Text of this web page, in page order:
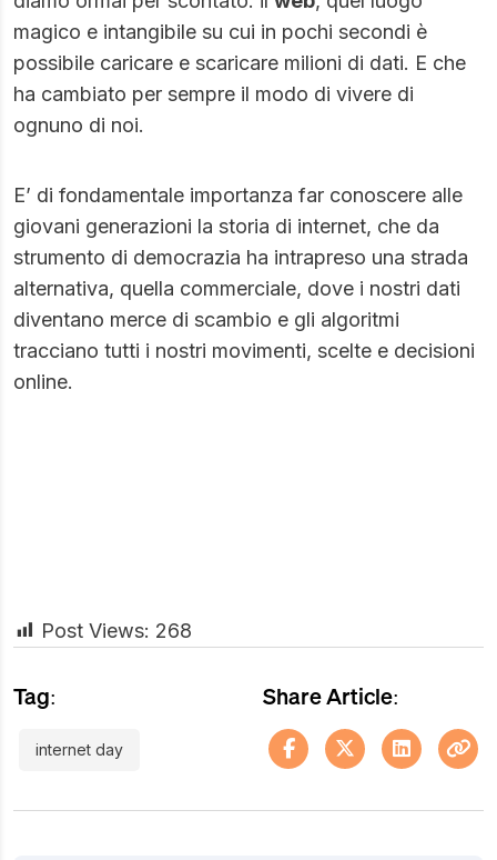
magico e intangibile su cui in pochi secondi è
possibile caricare e scaricare milioni di dati. E che
ha cambiato per sempre il modo di vivere di
ognuno di noi.
E’ di fondamentale importanza far conoscere alle
giovani generazioni la storia di internet, che da
strumento di democrazia ha intrapreso una strada
alternativa, quella commerciale, dove i nostri dati
diventano merce di scambio e gli algoritmi
tracciano tutti i nostri movimenti, scelte e decisioni
online.
Post Views: 268
Tag:
internet day
Share Article: